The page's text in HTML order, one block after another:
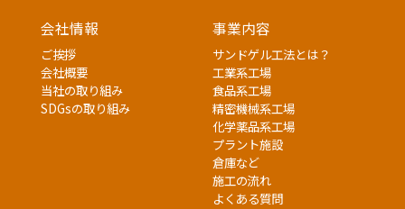
会社情報
ご挨拶
会社概要
当社の取り組み
SDGsの取り組み
事業内容
サンドゲル工法とは？
工業系工場
食品系工場
精密機械系工場
化学薬品系工場
プラント施設
倉庫など
施工の流れ
よくある質問